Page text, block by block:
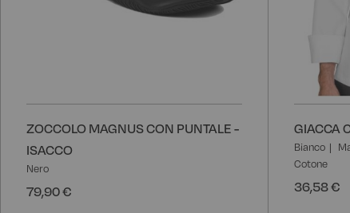
ZOCCOLO MAGNUS CON PUNTALE -
ISACCO
Nero
79,90 €
GIACCA
Bianco
Cotone
36,58 €